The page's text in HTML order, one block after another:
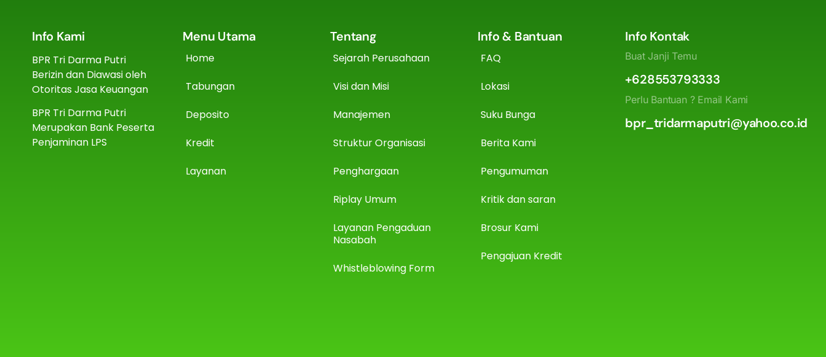
Info Kami
BPR Tri Darma Putri
Berizin dan Diawasi oleh
Otoritas Jasa Keuangan
BPR Tri Darma Putri
Merupakan Bank Peserta
Penjaminan LPS
Menu Utama
Home
Tabungan
Deposito
Kredit
Layanan
Tentang
Sejarah Perusahaan
Visi dan Misi
Manajemen
Struktur Organisasi
Penghargaan
Riplay Umum
Layanan Pengaduan
Nasabah
Whistleblowing Form
Info & Bantuan
FAQ
Lokasi
Suku Bunga
Berita Kami
Pengumuman
Kritik dan saran
Brosur Kami
Pengajuan Kredit
Info Kontak
Buat Janji Temu
+628553793333
Perlu Bantuan ? Email Kami
bpr_tridarmaputri@yahoo.co.id